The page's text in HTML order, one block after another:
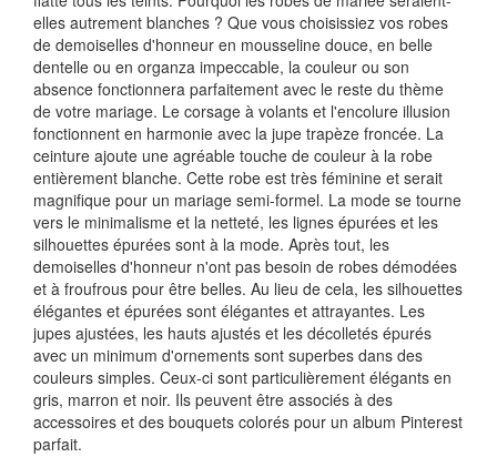
elles autrement blanches ? Que vous choisissiez vos robes
de demoiselles d'honneur en mousseline douce, en belle
dentelle ou en organza impeccable, la couleur ou son
absence fonctionnera parfaitement avec le reste du thème
de votre mariage. Le corsage à volants et l'encolure illusion
fonctionnent en harmonie avec la jupe trapèze froncée. La
ceinture ajoute une agréable touche de couleur à la robe
entièrement blanche. Cette robe est très féminine et serait
magnifique pour un mariage semi-formel. La mode se tourne
vers le minimalisme et la netteté, les lignes épurées et les
silhouettes épurées sont à la mode. Après tout, les
demoiselles d'honneur n'ont pas besoin de robes démodées
et à froufrous pour être belles. Au lieu de cela, les silhouettes
élégantes et épurées sont élégantes et attrayantes. Les
jupes ajustées, les hauts ajustés et les décolletés épurés
avec un minimum d'ornements sont superbes dans des
couleurs simples. Ceux-ci sont particulièrement élégants en
gris, marron et noir. Ils peuvent être associés à des
accessoires et des bouquets colorés pour un album Pinterest
parfait.